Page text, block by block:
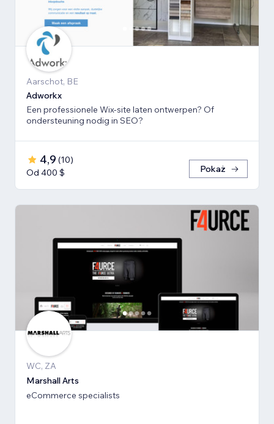
Aarschot, BE
Adworkx
Een professionele Wix-site laten ontwerpen? Of
ondersteuning nodig in SEO?
4,9 (10)
Od 400 $
Pokaż
WC, ZA
Marshall Arts
eCommerce specialists